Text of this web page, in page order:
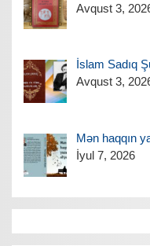
Avqust 3,
İslam Sadıq
Avqust 3,
Mən haqqın
İyul 7, 2026